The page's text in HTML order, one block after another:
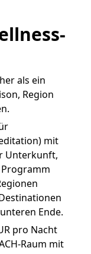
als ein
Region
mit
Unterkunft,
Ende.
pro Nacht
Raum mit